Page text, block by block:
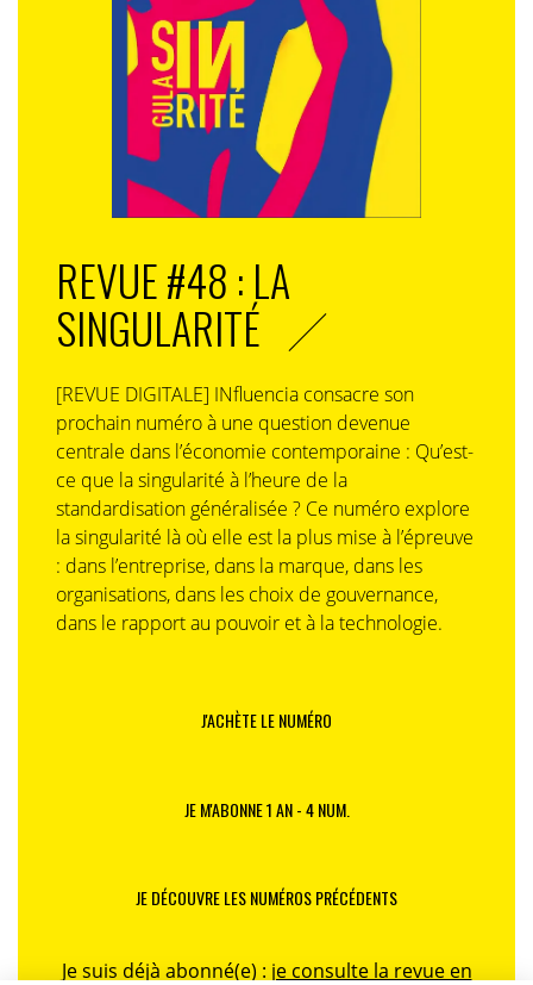
REVUE #48 : LA
SINGULARITÉ
[REVUE DIGITALE] INfluencia consacre son
prochain numéro à une question devenue
centrale dans l’économie contemporaine : Qu’est-
ce que la singularité à l’heure de la
standardisation généralisée ? Ce numéro explore
la singularité là où elle est la plus mise à l’épreuve
: dans l’entreprise, dans la marque, dans les
organisations, dans les choix de gouvernance,
dans le rapport au pouvoir et à la technologie.
J'ACHÈTE LE NUMÉRO
JE M'ABONNE 1 AN - 4 NUM.
JE DÉCOUVRE LES NUMÉROS PRÉCÉDENTS
Je suis déjà abonné(e) : je consulte la revue en